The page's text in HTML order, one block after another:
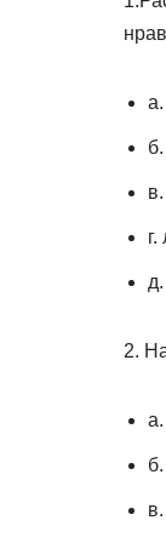
2.